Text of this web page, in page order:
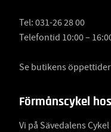
Tel: 031-26 28 00
Telefontid 10:00 –
Se butikens öppettider
Förmånscykel
Vi på Sävedalens